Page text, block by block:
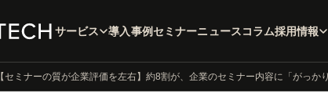
サービス 導入事例セミナーニュースコラム採用情報
【セミナーの質が企業評価を左右】約8割が、企業のセミナー内容に「がっ